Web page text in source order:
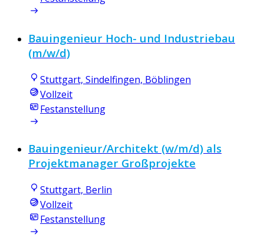
Bauingenieur Hoch- und Industriebau
(m/w/d)
Stuttgart, Sindelfingen, Böblingen
Vollzeit
Festanstellung
Bauingenieur/Architekt (w/m/d) als
Projektmanager Großprojekte
Stuttgart, Berlin
Vollzeit
Festanstellung